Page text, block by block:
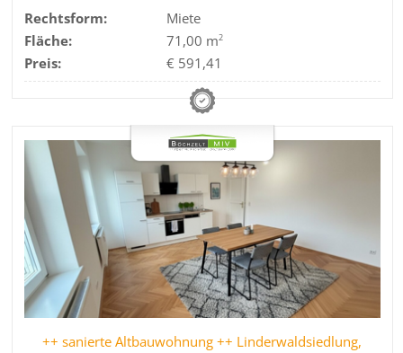
Rechtsform:
Miete
Fläche:
71,00 m2
Preis: € 591,41
++ sanierte Altbauwohnung ++ Linderwaldsiedlung,